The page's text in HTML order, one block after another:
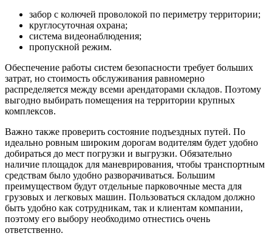
забор с колючей проволокой по периметру территории;
круглосуточная охрана;
система видеонаблюдения;
пропускной режим.
Обеспечение работы систем безопасности требует больших
затрат, но стоимость обслуживания равномерно
распределяется между всеми арендаторами складов. Поэтому
выгодно выбирать помещения на территории крупных
комплексов.
Важно также проверить состояние подъездных путей. По
идеально ровным широким дорогам водителям будет удобно
добираться до мест погрузки и выгрузки. Обязательно
наличие площадок для маневрирования, чтобы транспортным
средствам было удобно разворачиваться. Большим
преимуществом будут отдельные парковочные места для
грузовых и легковых машин. Пользоваться складом должно
быть удобно как сотрудникам, так и клиентам компании,
поэтому его выбору необходимо отнестись очень
ответственно.